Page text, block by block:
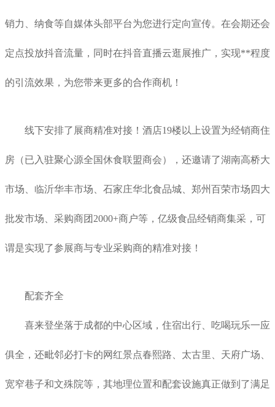
销力、纳食等自媒体头部平台为您进行定向宣传。在会期还会
定点投放抖音流量，同时在抖音直播云逛展推广，实现**程度
的引流效果，为您带来更多的合作商机！
线下安排了展商精准对接！酒店19楼以上设置为经销商住
房（已入驻聚心源全国休食联盟商会），还邀请了湖南高桥大
市场、临沂华丰市场、石家庄华北食品城、郑州百荣市场四大
批发市场、采购商团2000+商户等，亿级食品经销商集采，可
谓是实现了参展商与专业采购商的精准对接！
配套齐全
喜来登坐落于成都的中心区域，住宿出行、吃喝玩乐一应
俱全，还毗邻必打卡的网红景点春熙路、太古里、天府广场、
宽窄巷子和文殊院等，其地理位置和配套设施真正做到了满足